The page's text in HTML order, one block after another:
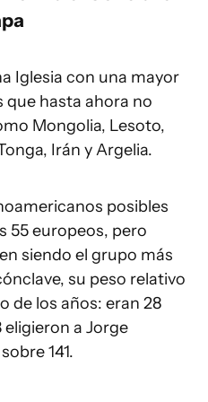
Iglesia con una mayor
que hasta ahora no
Mongolia, Lesoto,
Irán y Argelia.
posibles
55 europeos, pero
siendo el grupo más
su peso relativo
de los años: eran 28
eligieron a Jorge
141.